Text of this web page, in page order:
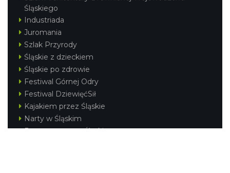
Śląskiego
Industriada
Juromania
Szlak Przyrody
Śląskie z dzieckiem
Śląskie po zdrowie
Festiwal Górnej Odry
Festiwal DziewięćSił
Kajakiem przez Śląskie
Narty w Śląskim
Rowerem przez Śląskie